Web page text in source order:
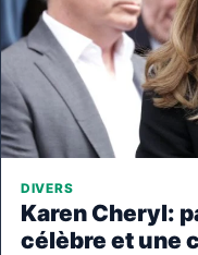
DIVERS
Karen Cheryl:
célèbre et une